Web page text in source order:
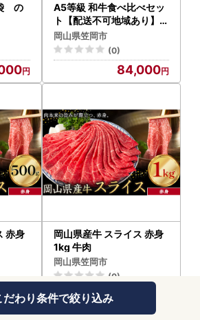
の
A5等級 和牛食べ比べセッ
ト【配送不可地域あり】和
牛
岡山県笠岡市
(0)
84,000
赤身
岡山県産牛 スライス 赤身
1kg 牛肉
岡山県笠岡市
(0)
だわり条件で絞り込み